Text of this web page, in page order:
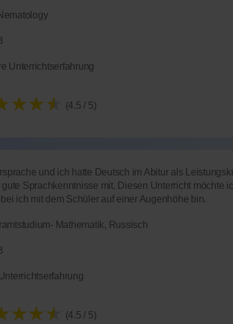
Unterrichtserfahrung
(4.5 / 5)
und ich hatte Deutsch im Abitur als
Sprachkenntnisse mit. Diesen Unterricht möchte
ich mit dem Schüler auf einer Augenhöhe bin.
Mathematik, Russisch
(4.5 / 5)